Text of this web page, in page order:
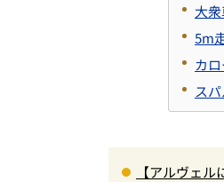
大
5m
カ
ス
【アルヴェ